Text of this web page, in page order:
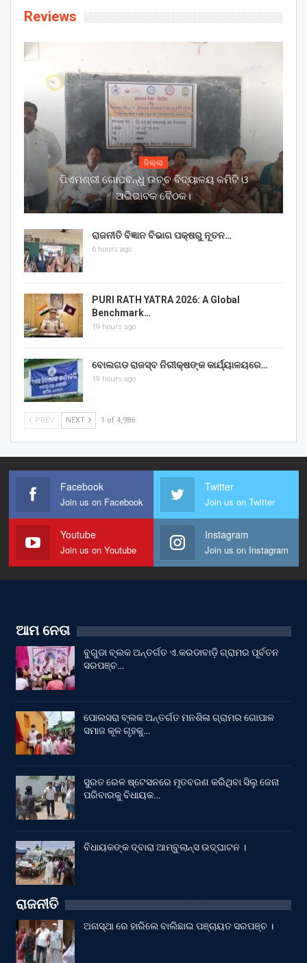
Reviews
ଜିଲ୍ଲା
ପିଏମଶ୍ରୀ ଗୋପବନ୍ଧୁ ଉଚ୍ଚ ବିଦ୍ୟାଳୟ କମିଟି ଓ
ଅଭିଭାବକ ବୈଠକ।
ରାଜନୀତି ବିଜ୍ଞାନ ବିଭାଗ ପକ୍ଷରୁ ନୂତନ…
6 hours ago
PURI RATH YATRA 2026: A Global
Benchmark…
19 hours ago
ବୋଲଗଡ ରାଜସ୍ବ ନିରୀକ୍ଷଙ୍କ କାର୍ଯ୍ୟାଳୟରେ…
19 hours ago
PREV NEXT 1 of 4,986
Facebook
Join us on Facebook
Twitter
Join us on Twitter
Youtube
Join us on Youtube
Instagram
Join us on Instagram
ଆମ ନେତା
ବୁଗୁଡା ବ୍ଲକ ଅନ୍ତର୍ଗତ ଏ.କରଡାବାଡ଼ି ଗ୍ରାମର ପୂର୍ବତନ
ସରପଞ୍ଚ…
ପୋଲସରା ବ୍ଲକ ଅନ୍ତର୍ଗତ ମନଶିଳା ଗ୍ରାମର ଗୋପାଳ
ସମାଜ କୂଳ ଗୃହକୁ…
ସୁରତ ରେଳ ଷ୍ଟେସନରେ ମୃତବରଣ କରିଥିବା ସିଲୁ ଜେନା
ପରିବାରକୁ ବିଧାୟକ…
ବିଧାୟକଙ୍କ ଦ୍ବାରା ଆମ୍ବୁଲାନ୍ସ ଉଦ୍‌ଘାଟନ ।
ରାଜନୀତି
ଅନାସ୍ଥା ରେ ହାରିଲେ ବାଲିଛାଇ ପଞ୍ଚାୟତ ସରପଞ୍ଚ ।